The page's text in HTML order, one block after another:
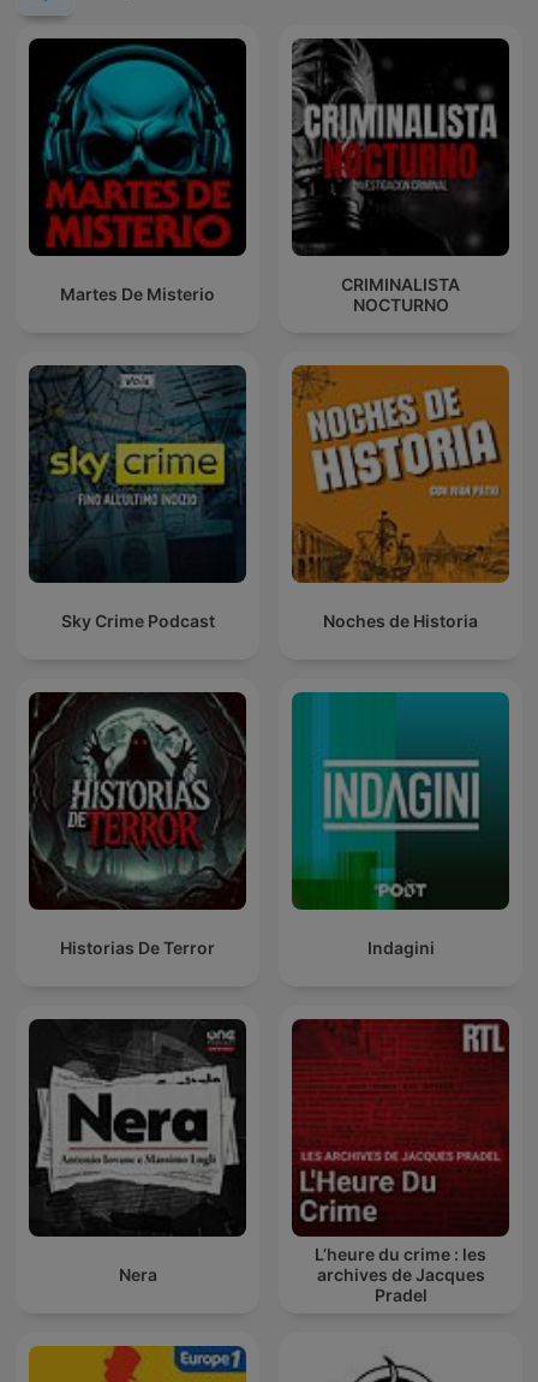
Martes De Misterio
CRIMINALISTA
NOCTURNO
Sky Crime Podcast Noches de Historia
Historias De Terror Indagini
Nera
L’heure du crime : les
archives de Jacques
Pradel